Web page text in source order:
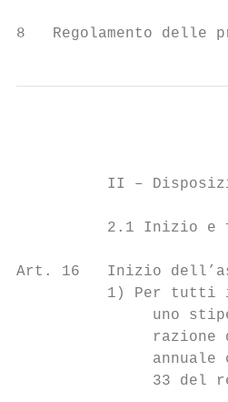
8   Regolamento delle
II –
2.1 Inizio e
Art. 16   Inizio
1) Per tutti
uno
razione
annuale
33 del